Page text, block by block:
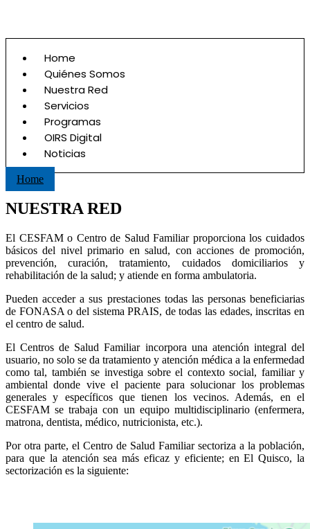
Home
Quiénes Somos
Nuestra Red
Servicios
Programas
OIRS Digital
Noticias
Home
NUESTRA RED
El CESFAM o Centro de Salud Familiar proporciona los cuidados
básicos del nivel primario en salud, con acciones de promoción,
prevención, curación, tratamiento, cuidados domiciliarios y
rehabilitación de la salud; y atiende en forma ambulatoria.
Pueden acceder a sus prestaciones todas las personas beneficiarias
de FONASA o del sistema PRAIS, de todas las edades, inscritas en
el centro de salud.
El Centros de Salud Familiar incorpora una atención integral del
usuario, no solo se da tratamiento y atención médica a la enfermedad
como tal, también se investiga sobre el contexto social, familiar y
ambiental donde vive el paciente para solucionar los problemas
generales y específicos que tienen los vecinos. Además, en el
CESFAM se trabaja con un equipo multidisciplinario (enfermera,
matrona, dentista, médico, nutricionista, etc.).
Por otra parte, el Centro de Salud Familiar sectoriza a la población,
para que la atención sea más eficaz y eficiente; en El Quisco, la
sectorización es la siguiente: